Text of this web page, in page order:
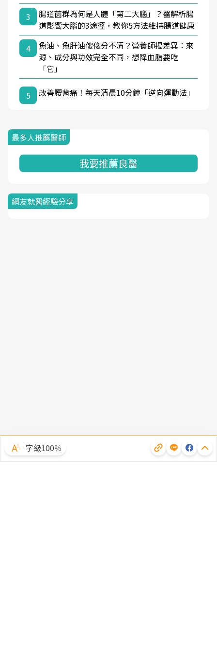
3
腸道菌群為何是人體「第二大腦」？醫解析腸
道影響大腦的3途徑，教你5方法維持腸道健康
4
魚油、魚肝油傻傻分不清？營養師揭差異：來
源、成分與功效完全不同，想降血脂要吃
「它」
5 改善腰背痛！每天清晨10分鐘「逆向運動法」
最多人推薦醫師
我要推薦良醫
網友就醫經驗分享
字級100％